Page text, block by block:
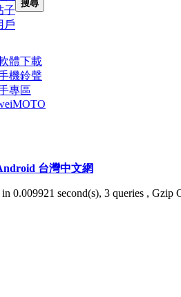
子
戶
搜尋
體下載
機鈴聲
專區
MOTO
台灣中文網
in 0.009921 second(s), 3 queries , Gzip